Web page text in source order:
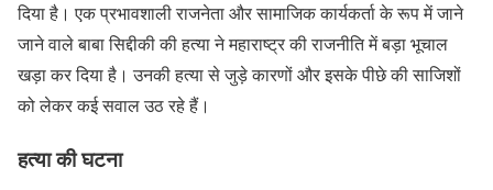
दिया है। एक प्रभावशाली राजनेता और सामाजिक कार्यकर्ता के रूप में जाने
जाने वाले बाबा सिद्दीकी की हत्या ने महाराष्ट्र की राजनीति में बड़ा भूचाल
खड़ा कर दिया है। उनकी हत्या से जुड़े कारणों और इसके पीछे की साजिशों
को लेकर कई सवाल उठ रहे हैं।
हत्या की घटना